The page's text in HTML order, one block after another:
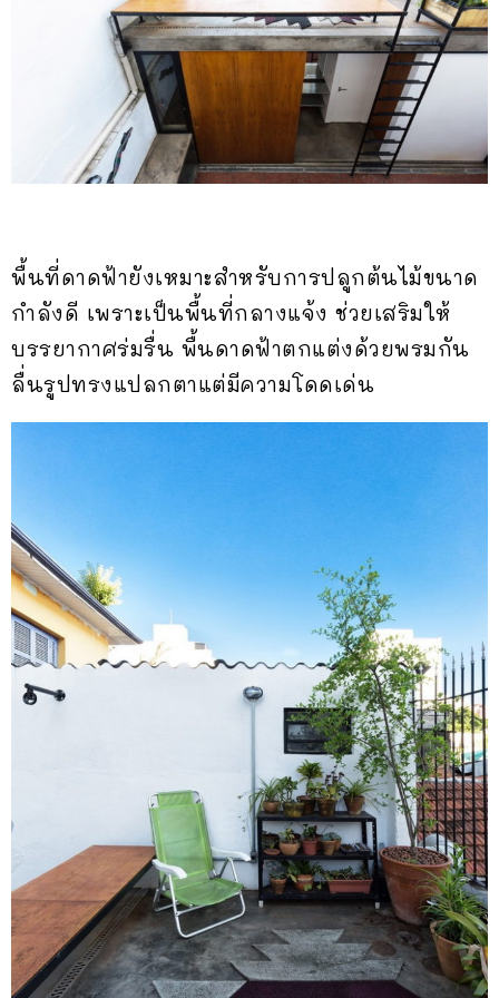
พื้นที่ดาดฟ้ายังเหมาะสำหรับการปลูกต้นไม้ขนาด
กำลังดี เพราะเป็นพื้นที่กลางแจ้ง ช่วยเสริมให้
บรรยากาศร่มรื่น พื้นดาดฟ้าตกแต่งด้วยพรมกัน
ลื่นรูปทรงแปลกตาแต่มีความโดดเด่น